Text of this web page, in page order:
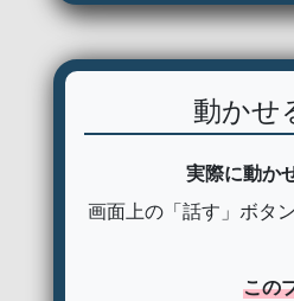
動かせ
実際に動か
画面上の「話す」ボタ
この